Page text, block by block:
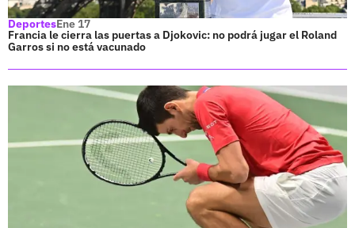
DeportesEne 17
Francia le cierra las puertas a Djokovic: no podrá jugar el Roland
Garros si no está vacunado